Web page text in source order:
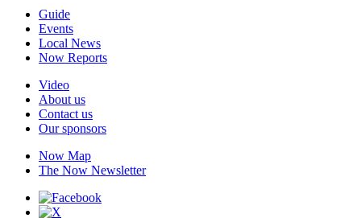
Guide
Events
Local News
Now Reports
Video
About us
Contact us
Our sponsors
Now Map
The Now Newsletter